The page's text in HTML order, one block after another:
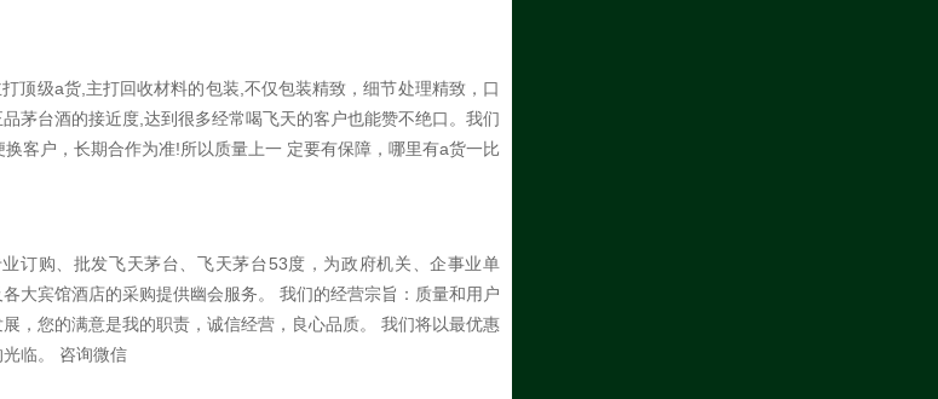
顶级a货,主打回收材料的包装,不仅包装精致，细节处理精致，口
茅台酒的接近度,达到很多经常喝飞天的客户也能赞不绝口。我们
客户，长期合作为准!所以质量上一 定要有保障，哪里有a货一比
订购、批发飞天茅台、飞天茅台53度，为政府机关、企事业单
大宾馆酒店的采购提供幽会服务。 我们的经营宗旨：质量和用户
，您的满意是我的职责，诚信经营，良心品质。 我们将以最优惠
临。 咨询微信